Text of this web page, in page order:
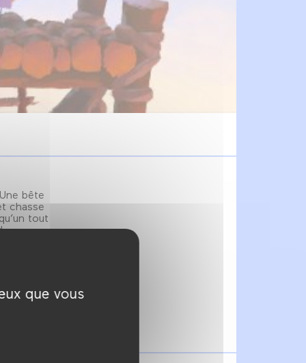
que vous
bête
chasse
tout